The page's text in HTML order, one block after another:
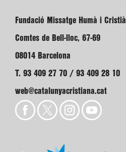
Fundació Missatge Humà i Cristià
Comtes de Bell-lloc, 67-69
08014 Barcelona
T. 93 409 27 70 / 93 409 28 10
web@catalunyacristiana.cat